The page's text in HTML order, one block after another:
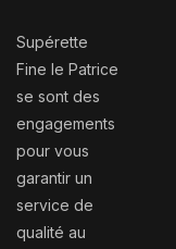
Supérette
Fine le Patrice
se sont des
engagements
pour vous
garantir un
service de
qualité au